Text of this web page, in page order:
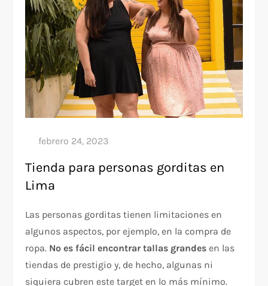
Tienda para personas gorditas en
Lima
Las personas gorditas tienen limitaciones en
algunos aspectos, por ejemplo, en la compra de
ropa. No es fácil encontrar tallas grandes en las
tiendas de prestigio y, de hecho, algunas ni
siquiera cubren este target en lo más mínimo.